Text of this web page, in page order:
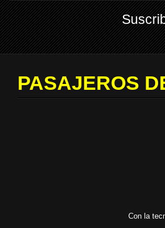
PASAJEROS
Con la